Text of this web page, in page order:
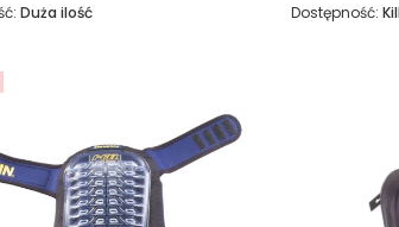
Duża ilość Dostępność: